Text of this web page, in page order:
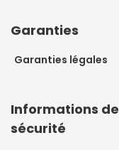
Garanties
Garanties légales
Informations de
sécurité